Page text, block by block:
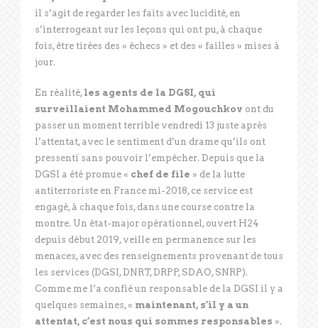
il s’agit de regarder les faits avec lucidité, en
s’interrogeant sur les leçons qui ont pu, à chaque
fois, être tirées des « échecs » et des « failles » mises à
jour.
En réalité, les agents de la DGSI, qui
surveillaient Mohammed Mogouchkov ont du
passer un moment terrible vendredi 13 juste après
l’attentat, avec le sentiment d’un drame qu’ils ont
pressenti sans pouvoir l’empêcher. Depuis que la
DGSI a été promue « chef de file » de la lutte
antiterroriste en France mi-2018, ce service est
engagé, à chaque fois, dans une course contre la
montre. Un état-major opérationnel, ouvert H24
depuis début 2019, veille en permanence sur les
menaces, avec des renseignements provenant de tous
les services (DGSI, DNRT, DRPP, SDAO, SNRP).
Comme me l’a confié un responsable de la DGSI il y a
quelques semaines, « maintenant, s’il y a un
attentat, c’est nous qui sommes responsables ».